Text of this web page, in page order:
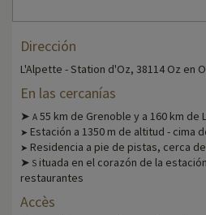
Dirección
L'Alpette - Station d'Oz, 38114 Oz en
En las cercanías
➤ A 55 km de Grenoble y a 160 km de
➤ Estación a 1350 m de altitud - cima
➤ Residencia a pie de pistas, cerca
➤ S ituada en el corazón de la
restaurantes
Accès